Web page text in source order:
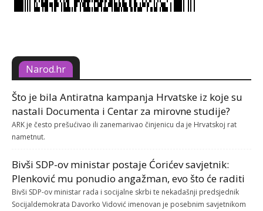
Narod.hr
Što je bila Antiratna kampanja Hrvatske iz koje su
nastali Documenta i Centar za mirovne studije?
ARK je često prešućivao ili zanemarivao činjenicu da je Hrvatskoj rat
nametnut.
Bivši SDP-ov ministar postaje Ćorićev savjetnik:
Plenković mu ponudio angažman, evo što će raditi
Bivši SDP-ov ministar rada i socijalne skrbi te nekadašnji predsjednik
Socijaldemokrata Davorko Vidović imenovan je posebnim savjetnikom